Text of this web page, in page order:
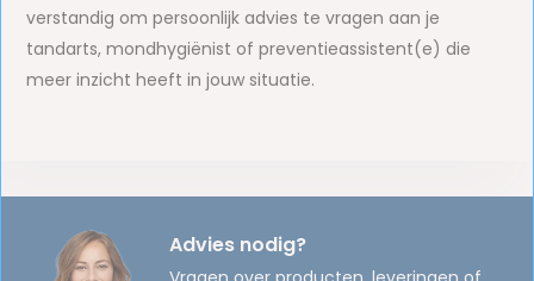
verstandig om persoonlijk advies te vragen aan je
tandarts, mondhygiënist of preventieassistent(e) die
meer inzicht heeft in jouw situatie.
Advies nodig?